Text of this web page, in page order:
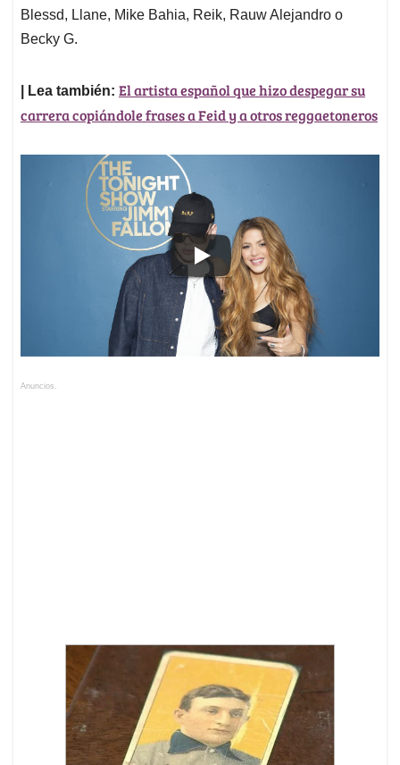
Blessd, Llane, Mike Bahia, Reik, Rauw Alejandro o
Becky G.
| Lea también: El artista español que hizo despegar su
carrera copiándole frases a Feid y a otros reggaetoneros
Anuncios.